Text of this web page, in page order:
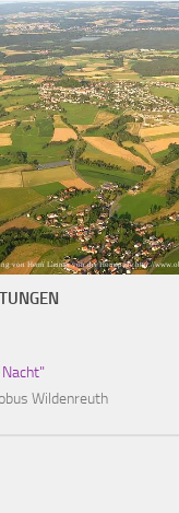
von Herrn Laumer von der Homepage http://
Wildenreuth